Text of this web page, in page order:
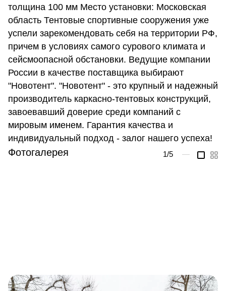
толщина 100 мм Место установки: Московская
область Тентовые спортивные сооружения уже
успели зарекомендовать себя на территории РФ,
причем в условиях самого сурового климата и
сейсмоопасной обстановки. Ведущие компании
России в качестве поставщика выбирают
"Новотент". "Новотент" - это крупный и надежный
производитель каркасно-тентовых конструкций,
завоевавший доверие среди компаний с
мировым именем. Гарантия качества и
индивидуальный подход - залог нашего успеха!
Фотогалерея 1/5 —